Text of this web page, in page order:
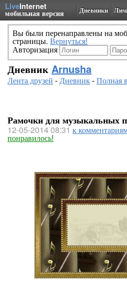
LiveInternet
мобильная версия Дневники
Вы были перенаправлены на
страницы. Вернуться!
Авторизация
Дневник Arnusha
Лента друзей -Дневник-Полная
Рамочки для музыкальных
12-05-2014 08:31 к
понравилось!